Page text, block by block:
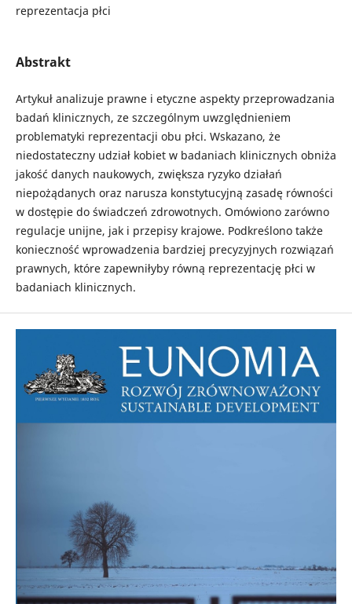
reprezentacja płci
Abstrakt
Artykuł analizuje prawne i etyczne aspekty przeprowadzania
badań klinicznych, ze szczególnym uwzględnieniem
problematyki reprezentacji obu płci. Wskazano, że
niedostateczny udział kobiet w badaniach klinicznych obniża
jakość danych naukowych, zwiększa ryzyko działań
niepożądanych oraz narusza konstytucyjną zasadę równości
w dostępie do świadczeń zdrowotnych. Omówiono zarówno
regulacje unijne, jak i przepisy krajowe. Podkreślono także
konieczność wprowadzenia bardziej precyzyjnych rozwiązań
prawnych, które zapewniłyby równą reprezentację płci w
badaniach klinicznych.